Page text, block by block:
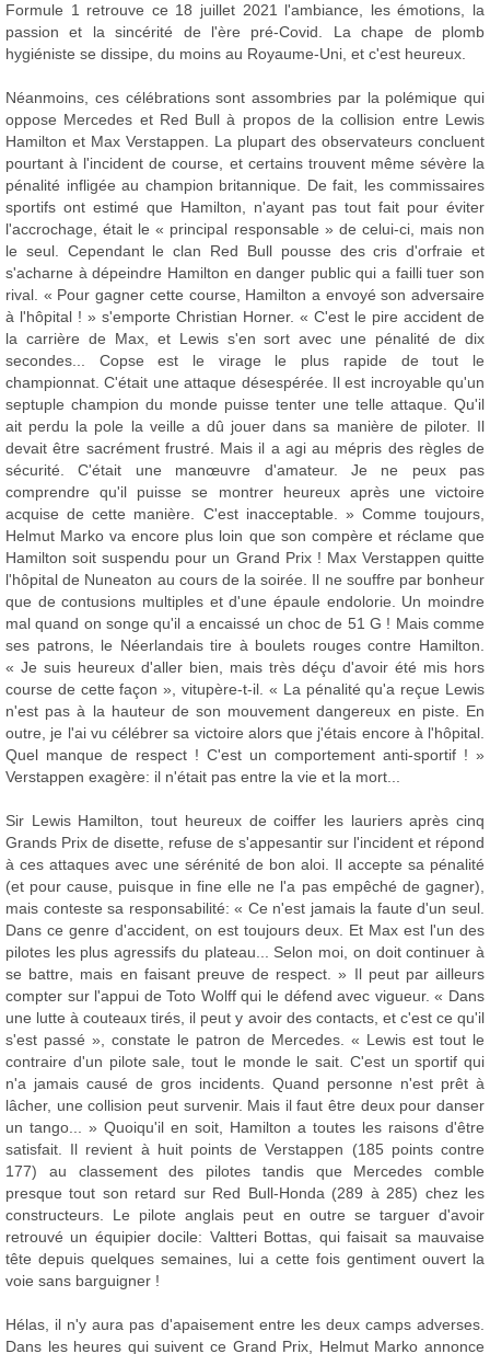
Formule 1 retrouve ce 18 juillet 2021 l'ambiance, les émotions, la
passion et la sincérité de l'ère pré-Covid. La chape de plomb
hygiéniste se dissipe, du moins au Royaume-Uni, et c'est heureux.
Néanmoins, ces célébrations sont assombries par la polémique qui
oppose Mercedes et Red Bull à propos de la collision entre Lewis
Hamilton et Max Verstappen. La plupart des observateurs concluent
pourtant à l'incident de course, et certains trouvent même sévère la
pénalité infligée au champion britannique. De fait, les commissaires
sportifs ont estimé que Hamilton, n'ayant pas tout fait pour éviter
l'accrochage, était le « principal responsable » de celui-ci, mais non
le seul. Cependant le clan Red Bull pousse des cris d'orfraie et
s'acharne à dépeindre Hamilton en danger public qui a failli tuer son
rival. « Pour gagner cette course, Hamilton a envoyé son adversaire
à l'hôpital ! » s'emporte Christian Horner. « C'est le pire accident de
la carrière de Max, et Lewis s'en sort avec une pénalité de dix
secondes... Copse est le virage le plus rapide de tout le
championnat. C'était une attaque désespérée. Il est incroyable qu'un
septuple champion du monde puisse tenter une telle attaque. Qu'il
ait perdu la pole la veille a dû jouer dans sa manière de piloter. Il
devait être sacrément frustré. Mais il a agi au mépris des règles de
sécurité. C'était une manœuvre d'amateur. Je ne peux pas
comprendre qu'il puisse se montrer heureux après une victoire
acquise de cette manière. C'est inacceptable. » Comme toujours,
Helmut Marko va encore plus loin que son compère et réclame que
Hamilton soit suspendu pour un Grand Prix ! Max Verstappen quitte
l'hôpital de Nuneaton au cours de la soirée. Il ne souffre par bonheur
que de contusions multiples et d'une épaule endolorie. Un moindre
mal quand on songe qu'il a encaissé un choc de 51 G ! Mais comme
ses patrons, le Néerlandais tire à boulets rouges contre Hamilton.
« Je suis heureux d'aller bien, mais très déçu d'avoir été mis hors
course de cette façon », vitupère-t-il. « La pénalité qu'a reçue Lewis
n'est pas à la hauteur de son mouvement dangereux en piste. En
outre, je l'ai vu célébrer sa victoire alors que j'étais encore à l'hôpital.
Quel manque de respect ! C'est un comportement anti-sportif ! »
Verstappen exagère: il n'était pas entre la vie et la mort...
Sir Lewis Hamilton, tout heureux de coiffer les lauriers après cinq
Grands Prix de disette, refuse de s'appesantir sur l'incident et répond
à ces attaques avec une sérénité de bon aloi. Il accepte sa pénalité
(et pour cause, puisque in fine elle ne l'a pas empêché de gagner),
mais conteste sa responsabilité: « Ce n'est jamais la faute d'un seul.
Dans ce genre d'accident, on est toujours deux. Et Max est l'un des
pilotes les plus agressifs du plateau... Selon moi, on doit continuer à
se battre, mais en faisant preuve de respect. » Il peut par ailleurs
compter sur l'appui de Toto Wolff qui le défend avec vigueur. « Dans
une lutte à couteaux tirés, il peut y avoir des contacts, et c'est ce qu'il
s'est passé », constate le patron de Mercedes. « Lewis est tout le
contraire d'un pilote sale, tout le monde le sait. C'est un sportif qui
n'a jamais causé de gros incidents. Quand personne n'est prêt à
lâcher, une collision peut survenir. Mais il faut être deux pour danser
un tango... » Quoiqu'il en soit, Hamilton a toutes les raisons d'être
satisfait. Il revient à huit points de Verstappen (185 points contre
177) au classement des pilotes tandis que Mercedes comble
presque tout son retard sur Red Bull-Honda (289 à 285) chez les
constructeurs. Le pilote anglais peut en outre se targuer d'avoir
retrouvé un équipier docile: Valtteri Bottas, qui faisait sa mauvaise
tête depuis quelques semaines, lui a cette fois gentiment ouvert la
voie sans barguigner !
Hélas, il n'y aura pas d'apaisement entre les deux camps adverses.
Dans les heures qui suivent ce Grand Prix, Helmut Marko annonce